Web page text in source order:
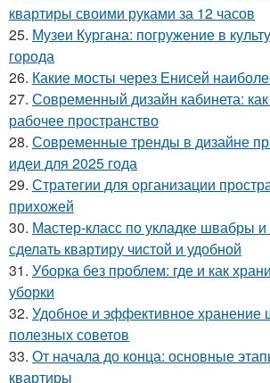
квартиры своими руками за 12 часов
25. Музеи Кургана: погружение в
города
26. Какие мосты через Енисей
27. Современный дизайн кабинета:
рабочее пространство
28. Современные тренды в дизайне
идеи для 2025 года
29. Стратегии для организации
прихожей
30. Мастер-класс по укладке швабры и
сделать квартиру чистой и удобной
31. Уборка без проблем: где и как
уборки
32. Удобное и эффективное хранение
полезных советов
33. От начала до конца: основные
квартиры